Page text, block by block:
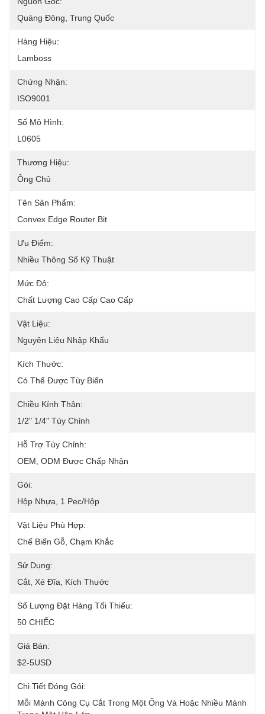
Quảng Đông, Trung Quốc
Hàng Hiệu:
Lamboss
Chứng Nhận:
ISO9001
Số Mô Hình:
L0605
Thương Hiệu:
Ông Chủ
Tên Sản Phẩm:
Convex Edge Router Bit
Ưu Điểm:
Nhiều Thông Số Kỹ Thuật
Mức Độ:
Chất Lượng Cao Cấp Cao Cấp
Vật Liệu:
Nguyên Liệu Nhập Khẩu
Kích Thước:
Có Thể Được Tùy Biến
Chiều Kính Thân:
1/2" 1/4" Tùy Chỉnh
Hỗ Trợ Tùy Chỉnh:
OEM, ODM Được Chấp Nhận
Gói:
Hộp Nhựa, 1 Pec/hộp
Vật Liệu Phù Hợp:
Chế Biến Gỗ, Chạm Khắc
Sử Dụng:
Cắt, Xé Đĩa, Kích Thước
Số Lượng Đặt Hàng Tối Thiểu:
50 CHIẾC
Giá Bán:
$2-5USD
Chi Tiết Đóng Gói:
Mỗi Mảnh Công Cụ Cắt Trong Một Ống Và Hoặc Nhiều Mảnh